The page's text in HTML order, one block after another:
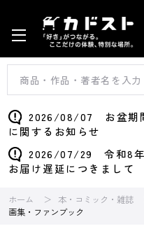
2026/08/07 お盆期
に関するお知らせ
2026/07/29 令和8年
お届け遅延につきまして
ホーム 本・コミック・雑誌
画集・ファンブック